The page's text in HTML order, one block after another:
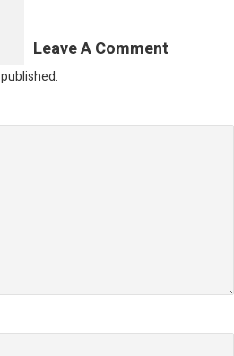
Leave A Comment